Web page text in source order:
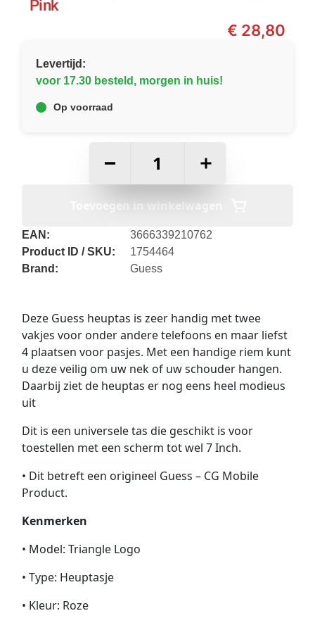
Pink
€ 28,80
Levertijd:
voor 17.30 besteld, morgen in huis!
Op voorraad
+
Toevoegen in winkelwagen
EAN:
3666339210762
Product ID / SKU:
1754464
Brand:
Guess
Deze Guess heuptas is zeer handig met twee
vakjes voor onder andere telefoons en maar liefst
4 plaatsen voor pasjes. Met een handige riem kunt
u deze veilig om uw nek of uw schouder hangen.
Daarbij ziet de heuptas er nog eens heel modieus
uit
Dit is een universele tas die geschikt is voor
toestellen met een scherm tot wel 7 Inch.
• Dit betreft een origineel Guess – CG Mobile
Product.
Kenmerken
• Model: Triangle Logo
• Type: Heuptasje
• Kleur: Roze